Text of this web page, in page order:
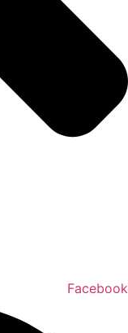
Facebook